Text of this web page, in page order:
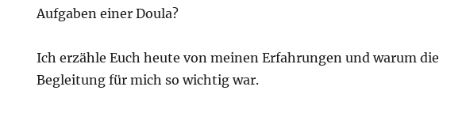
Aufgaben einer Doula?
Ich erzähle Euch heute von meinen Erfahrungen und warum die
Begleitung für mich so wichtig war.